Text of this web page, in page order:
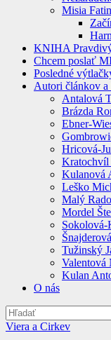
Misia
KNIHA
Chcem poslať
Posledné
Autori článkov a
Antalová
Brázda
Ebner-
Hricová-
Kratochvíl
Kulanová
Leško
Malý
Mordel
Tužinský
Valentová
Kulan
O nás
Viera a Cirkev